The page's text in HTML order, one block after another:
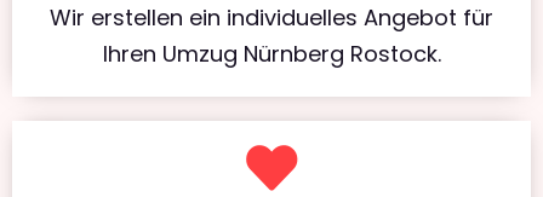
Wir erstellen ein individuelles Angebot für
Ihren Umzug Nürnberg Rostock.